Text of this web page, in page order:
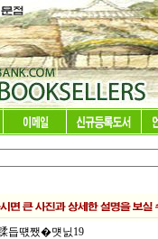
듭떇쨌�먯닔19